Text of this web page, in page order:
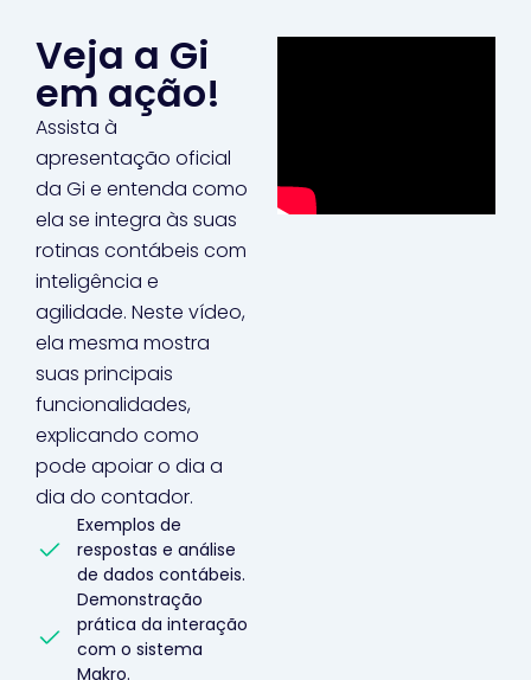
Veja a Gi
em ação!
Assista à
apresentação oficial
da Gi e entenda como
ela se integra às suas
rotinas contábeis com
inteligência e
agilidade. Neste vídeo,
ela mesma mostra
suas principais
funcionalidades,
explicando como
pode apoiar o dia a
dia do contador.
Exemplos de
respostas e análise
de dados contábeis.
Demonstração
prática da interação
com o sistema
Makro.